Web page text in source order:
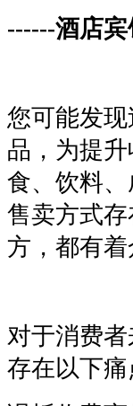
------酒店
您可能发
品，为提
食、饮料
售卖方式
方，都有着
对于消费
存在以下痛